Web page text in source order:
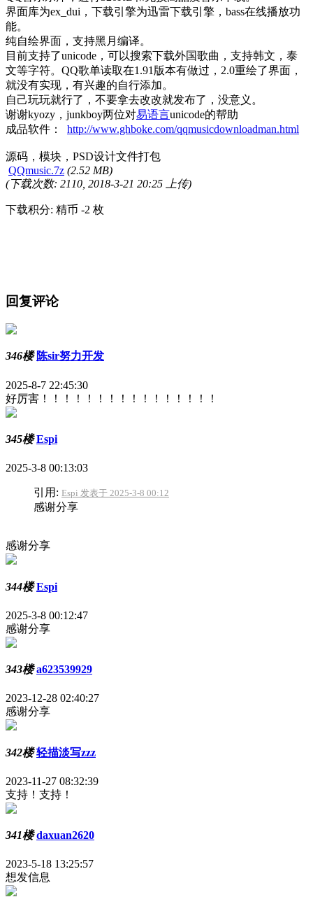
界面库为ex_dui，下载引擎为迅雷下载引擎，bass在线播放功
能。
纯自绘界面，支持黑月编译。
目前支持了unicode，可以搜索下载外国歌曲，支持韩文，泰
文等字符。QQ歌单读取在1.91版本有做过，2.0重绘了界面，
就没有实现，有兴趣的自行添加。
自己玩玩就行了，不要拿去改改就发布了，没意义。
谢谢kyozy，junkboy两位对易语言unicode的帮助
成品软件： http://www.ghboke.com/qqmusicdownloadman.html
源码，模块，PSD设计文件打包
QQmusic.7z (2.52 MB)
(下载次数: 2110, 2018-3-21 20:25 上传)
下载积分: 精币 -2 枚
回复评论
346楼 陈sir努力开发
2025-8-7 22:45:30
好厉害！！！！！！！！！！！！！！！！
345楼 Espi
2025-3-8 00:13:03
引用: Espi 发表于 2025-3-8 00:12
感谢分享
感谢分享
344楼 Espi
2025-3-8 00:12:47
感谢分享
343楼 a623539929
2023-12-28 02:40:27
感谢分享
342楼 轻描淡写zzz
2023-11-27 08:32:39
支持！支持！
341楼 daxuan2620
2023-5-18 13:25:57
想发信息